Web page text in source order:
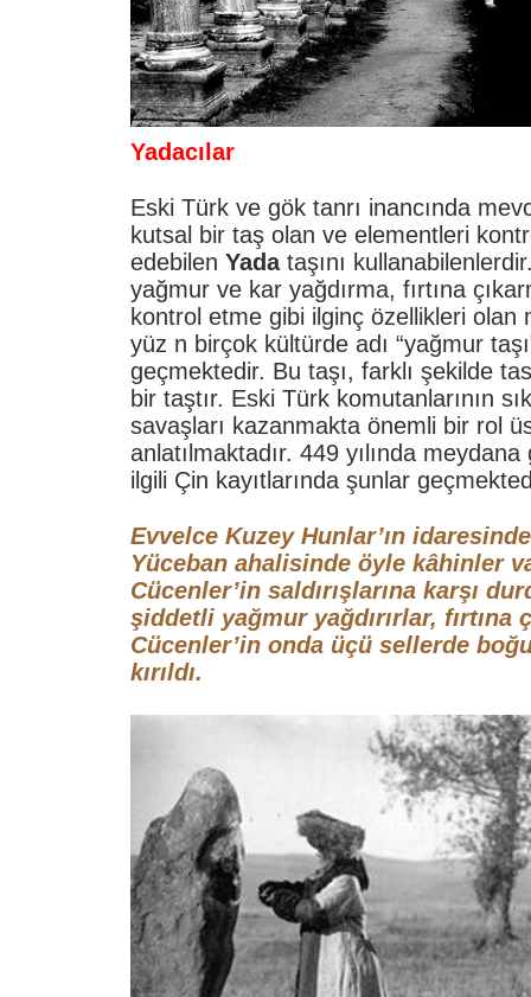
Yadacılar
Eski Türk ve gök tanrı inancında
kutsal bir taş olan ve elementleri
edebilen Yada taşını
yağmur ve kar yağdırma, fırtına
kontrol etme gibi ilginç özellikleri olan
yüz n birçok kültürde adı “yağmur
geçmektedir. Bu taşı, farklı şekilde
bir taştır. Eski Türk komutanlarının
savaşları kazanmakta önemli bir rol
anlatılmaktadır. 449 yılında
ilgili Çin kayıtlarında şunlar
Evvelce Kuzey Hunlar’ın
Yüceban ahalisinde öyle kâhinler
Cücenler’in saldırışlarına karşı
şiddetli yağmur yağdırırlar, fırtına
Cücenler’in onda üçü sellerde
kırıldı.